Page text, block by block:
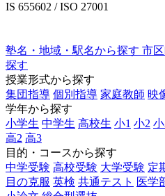
IS 655602 / ISO 27001
塾名・地域・駅名から探す 市
探す
授業形式から探す
集団指導 個別指導 家庭教師 映
学年から探す
小学生 中学生 高校生 小1 小2
高2 高3
目的・コースから探す
中学受験 高校受験 大学受験 定
目の克服 英検 共通テスト 医学